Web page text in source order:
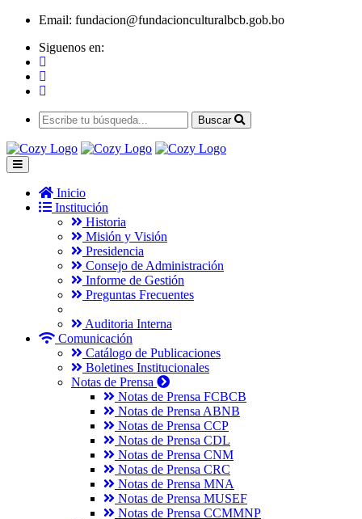
Email: fundacion@fundacionculturalbcb.gob.bo
Siguenos en:
Buscar
Inicio
Institución
Historia
Misión y Visión
Presidencia
Consejo de Administración
Informe de Gestión
Preguntas Frecuentes
Auditoria Interna
Comunicación
Catálogo de Publicaciones
Boletines Institucionales
Notas de Prensa
Notas de Prensa FCBCB
Notas de Prensa ABNB
Notas de Prensa CCP
Notas de Prensa CDL
Notas de Prensa CNM
Notas de Prensa CRC
Notas de Prensa MNA
Notas de Prensa MUSEF
Notas de Prensa CCMMNP